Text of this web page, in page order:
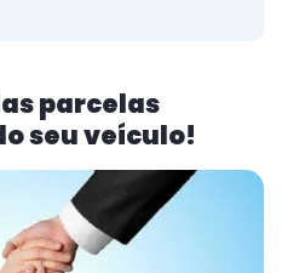
parcelas
seu veículo!